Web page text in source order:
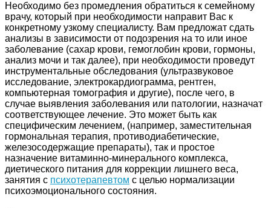
Необходимо без промедления обратиться к семейному
врачу, который при необходимости направит Вас к
конкретному узкому специалисту. Вам предложат сдать
анализы в зависимости от подозрения на то или иное
заболевание (сахар крови, гемоглобин крови, гормоны,
анализ мочи и так далее), при необходимости проведут
инструментальные обследования (ультразвуковое
исследование, электрокардиограмма, рентген,
компьютерная томография и другие), после чего, в
случае выявления заболевания или патологии, назначат
соответствующее лечение. Это может быть как
специфическим лечением, (например, заместительная
гормональная терапия, противодиабетические,
железосодержащие препараты), так и простое
назначение витаминно-минерального комплекса,
диетического питания для коррекции лишнего веса,
занятия с психотерапевтом с целью нормализации
психоэмоционального состояния.